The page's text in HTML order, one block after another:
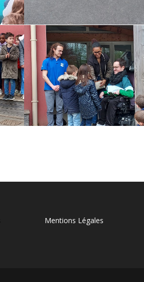
Mentions Légales